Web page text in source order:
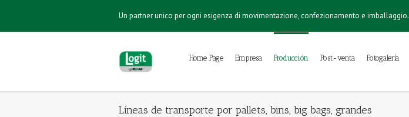
Un partner unico per ogni esigenza di movimentazione, confezionamento e imballaggio.
Home Page Empresa Producción Post-venta Fotogalería
Líneas de transporte por pallets, bins, big bags, grandes